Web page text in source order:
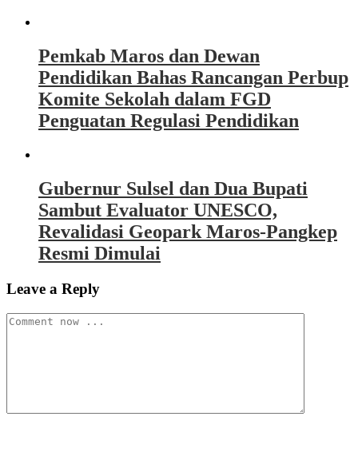
Pemkab Maros dan Dewan
Pendidikan Bahas Rancangan Perbup
Komite Sekolah dalam FGD
Penguatan Regulasi Pendidikan
Gubernur Sulsel dan Dua Bupati
Sambut Evaluator UNESCO,
Revalidasi Geopark Maros-Pangkep
Resmi Dimulai
Leave a Reply